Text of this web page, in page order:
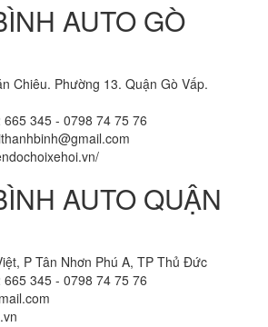
AUTO GÒ
Chiêu. Phường 13. Quận Gò Vấp.
665 345 - 0798 74 75 76
AUTO QUẬN
P Tân Nhơn Phú A, TP Thủ Đức
665 345 - 0798 74 75 76